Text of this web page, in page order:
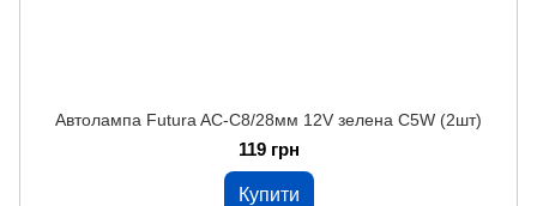
Автолампа Futura AC-C8/28мм 12V зелена C5W (2шт)
119 грн
Купити